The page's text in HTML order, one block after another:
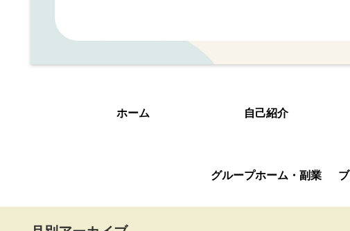
ホーム 自己紹介
グループホーム・副業